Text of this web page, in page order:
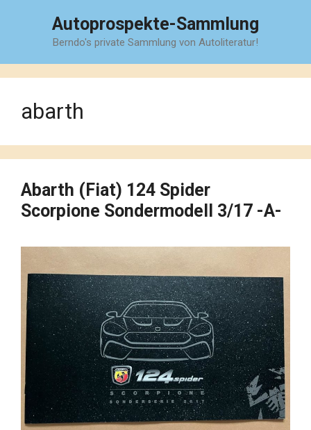
Autoprospekte-Sammlung
Berndo's private Sammlung von Autoliteratur!
abarth
Abarth (Fiat) 124 Spider
Scorpione Sondermodell 3/17 -A-